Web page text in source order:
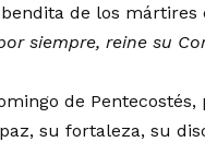
de los
siempre,reine su
de
su fortaleza, su